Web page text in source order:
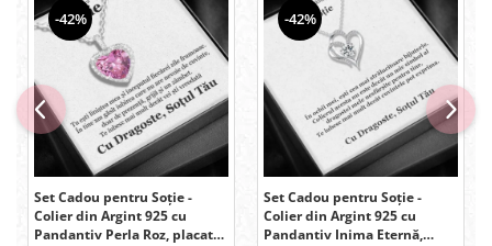
-42%
Set Cadou pentru Soție -
Colier din Argint 925 cu
Pandantiv Perla Roz, placat
-42%
Set Cadou pentru Soție -
Colier din Argint 925 cu
Pandantiv Inima Eternă,